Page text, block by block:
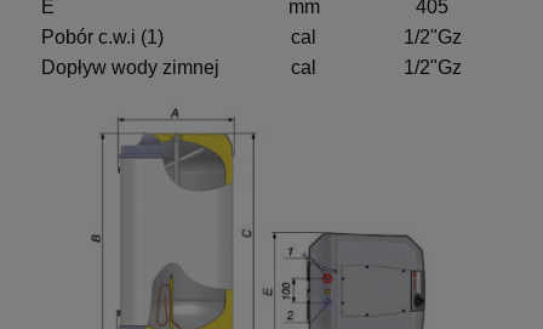
E
mm
405
Pobór c.w.i (1)
cal
1/2"Gz
Dopływ wody zimnej
cal 1/2"Gz